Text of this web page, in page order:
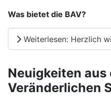
Was bietet die BAV?
Weiterlesen: Herzlich
Neuigkeiten aus
Veränderlichen